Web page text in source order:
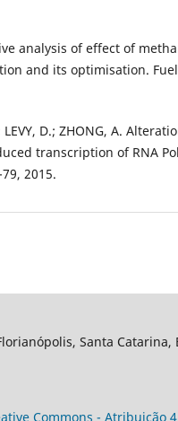
analysis of effect of
and its optimisation.
LEVY, D.; ZHONG, A.
transcription of RNA
2015.
Santa Catarina,
Commons - Atribuição